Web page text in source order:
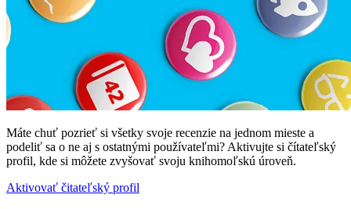
Máte chuť pozrieť si všetky svoje recenzie na jednom mieste a
podeliť sa o ne aj s ostatnými používateľmi? Aktivujte si čítateľský
profil, kde si môžete zvyšovať svoju knihomoľskú úroveň.
Aktivovať čitateľský profil